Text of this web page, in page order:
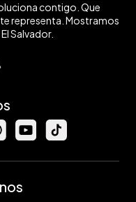
contigo. Que
representa. Mostramos
Salvador.